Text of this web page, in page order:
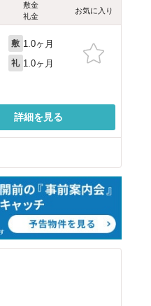
敷金
礼金
お気に入り
敷 1.0ヶ月
礼 1.0ヶ月
詳細を見る